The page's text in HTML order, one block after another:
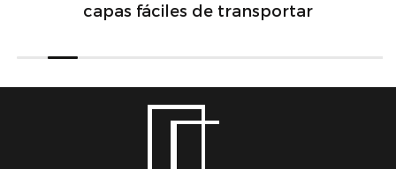
capas fáciles de transportar